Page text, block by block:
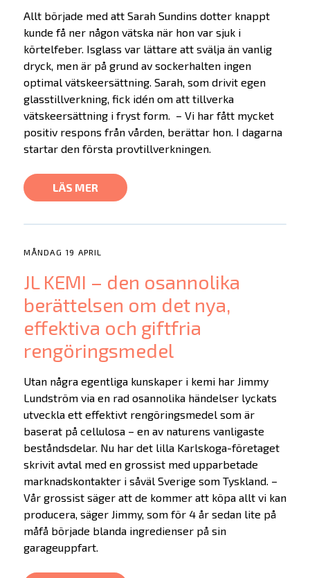
Allt började med att Sarah Sundins dotter knappt
kunde få ner någon vätska när hon var sjuk i
körtelfeber. Isglass var lättare att svälja än vanlig
dryck, men är på grund av sockerhalten ingen
optimal vätskeersättning. Sarah, som drivit egen
glasstillverkning, fick idén om att tillverka
vätskeersättning i fryst form. – Vi har fått mycket
positiv respons från vården, berättar hon. I dagarna
startar den första provtillverkningen.
LÄS MER
MÅNDAG 19 APRIL
JL KEMI – den osannolika
berättelsen om det nya,
effektiva och giftfria
rengöringsmedel
Utan några egentliga kunskaper i kemi har Jimmy
Lundström via en rad osannolika händelser lyckats
utveckla ett effektivt rengöringsmedel som är
baserat på cellulosa – en av naturens vanligaste
beståndsdelar. Nu har det lilla Karlskoga-företaget
skrivit avtal med en grossist med upparbetade
marknadskontakter i såväl Sverige som Tyskland. –
Vår grossist säger att de kommer att köpa allt vi kan
producera, säger Jimmy, som för 4 år sedan lite på
måfå började blanda ingredienser på sin
garageuppfart.